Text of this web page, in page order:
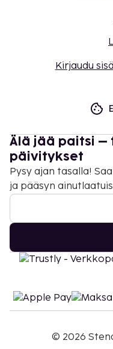
Kirjaudu
Älä jää paitsi –
päivitykset
Pysy ajan tasalla!
ja pääsyn
© 2026